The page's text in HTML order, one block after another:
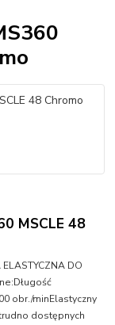
MSCLE 48
DO
obr./minElastyczny
dostępnych